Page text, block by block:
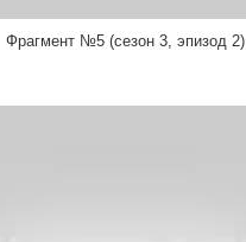
Фрагмент №5 (сезон 3, эпизод 2)